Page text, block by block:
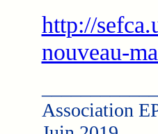
http://
nouveau-
Association